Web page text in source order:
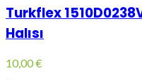
Turkflex
Halısı
10,00€